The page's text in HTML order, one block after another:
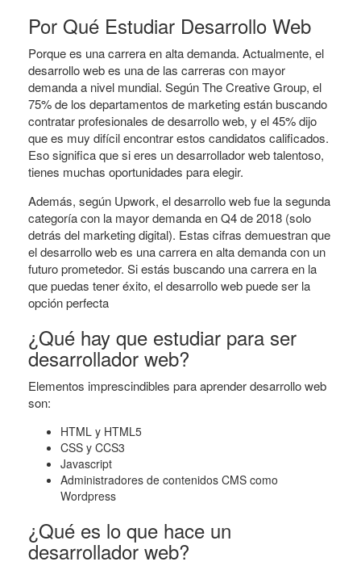
Por Qué Estudiar Desarrollo Web
Porque es una carrera en alta demanda. Actualmente, el
desarrollo web es una de las carreras con mayor
demanda a nivel mundial. Según The Creative Group, el
75% de los departamentos de marketing están buscando
contratar profesionales de desarrollo web, y el 45% dijo
que es muy difícil encontrar estos candidatos calificados.
Eso significa que si eres un desarrollador web talentoso,
tienes muchas oportunidades para elegir.
Además, según Upwork, el desarrollo web fue la segunda
categoría con la mayor demanda en Q4 de 2018 (solo
detrás del marketing digital). Estas cifras demuestran que
el desarrollo web es una carrera en alta demanda con un
futuro prometedor. Si estás buscando una carrera en la
que puedas tener éxito, el desarrollo web puede ser la
opción perfecta
¿Qué hay que estudiar para ser
desarrollador web?
Elementos imprescindibles para aprender desarrollo web
son:
HTML y HTML5
CSS y CCS3
Javascript
Administradores de contenidos CMS como
Wordpress
¿Qué es lo que hace un
desarrollador web?